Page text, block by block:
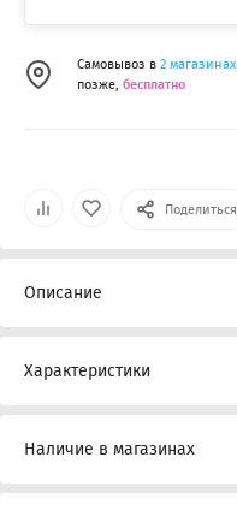
Поделиться
Самовывоз в 2 магазинах
позже, бесплатно
Описание
Характеристики
Наличие в магазинах